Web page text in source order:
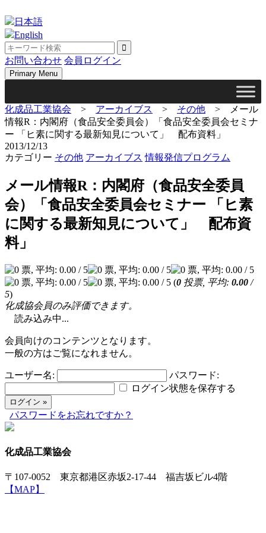
to
content
日本語
English
お問い合わせ 会員ログイン
Primary Menu
化成品工業協会 > アーカイブス > その他 >
メール
情報R：内閣府（食品安全委員会）「食品安全委員会セミナ
ー 「ヒ素に関する最新知見について」 配布資料」
2013/12/13
カテゴリー その他 アーカイブス 情報発信プログラム
メール情報R：内閣府（食品安全委員
会）「食品安全委員会セミナー 「ヒ素
に関する最新知見について」 配布資
料」
(0 投票, 平均: 0.00 /
5)
化成協会員のみ評価できます。
読み込み中...
会員向けのコンテンツとなります。
一般の方はご覧になれません。
ユーザー名:
パスワード:
ログイン状態を保存する
パスワードをお忘れですか？
化成品工業協会
〒107-0052 東京都港区赤坂2-17-44 福吉坂ビル4階
【MAP】